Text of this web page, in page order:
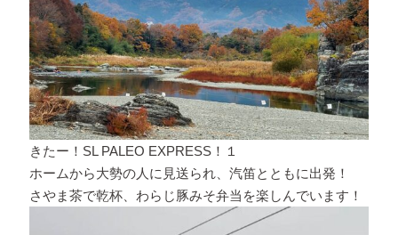
きたー！SL PALEO EXPRESS！１
ホームから大勢の人に見送られ、汽笛とともに出発！
さやま茶で乾杯、わらじ豚みそ弁当を楽しんでいます！